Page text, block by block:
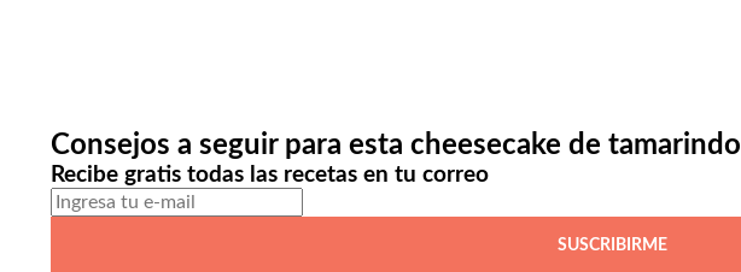
Consejos a seguir para esta cheesecake de tamarindo
Recibe gratis todas las recetas en tu correo
SUSCRIBIRME